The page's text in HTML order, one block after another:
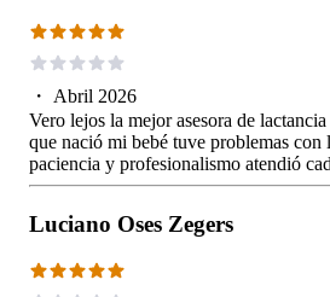
・ Abril 2026
Vero lejos la mejor asesora de
que nació mi bebé tuve problemas
paciencia y profesionalismo atendió
Luciano Oses Zegers